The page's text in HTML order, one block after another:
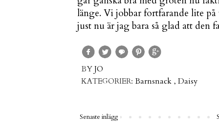
länge. Vi jobbar fortfarande lite
just nu är jag bara så glad att den
BYJO
KATEGORIER: Barnsnack , Daisy
Senaste inlägg